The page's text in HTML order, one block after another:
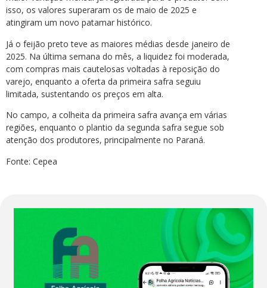
isso, os valores superaram os de maio de 2025 e
atingiram um novo patamar histórico.
Já o feijão preto teve as maiores médias desde janeiro de
2025. Na última semana do mês, a liquidez foi moderada,
com compras mais cautelosas voltadas à reposição do
varejo, enquanto a oferta da primeira safra seguiu
limitada, sustentando os preços em alta.
No campo, a colheita da primeira safra avança em várias
regiões, enquanto o plantio da segunda safra segue sob
atenção dos produtores, principalmente no Paraná.
Fonte: Cepea